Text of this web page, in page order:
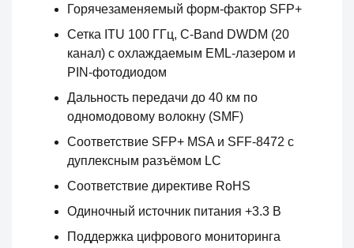
Горячезаменяемый форм-фактор SFP+
Сетка ITU 100 ГГц, C-Band DWDM (20
канал) с охлаждаемым EML-лазером и
PIN-фотодиодом
Дальность передачи до 40 км по
одномодовому волокну (SMF)
Соответствие SFP+ MSA и SFF-8472 с
дуплексным разъёмом LC
Соответствие директиве RoHS
Одиночный источник питания +3.3 В
Поддержка цифрового мониторинга